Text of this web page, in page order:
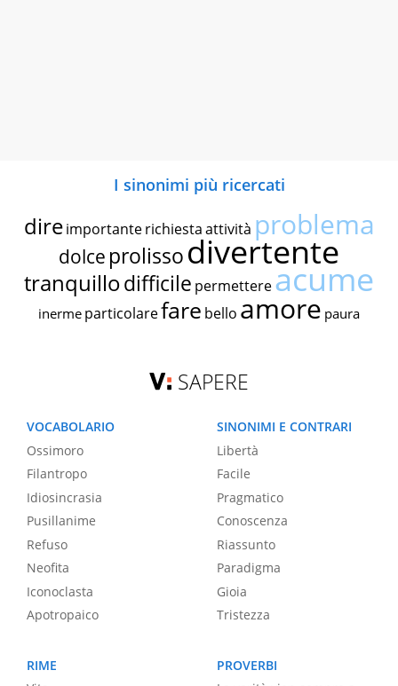
I sinonimi più ricercati
dire importante richiestaattività problema
dolce prolissodivertente
tranquillodifficile permettereacume
inerme particolarefare bello amore paura
SAPERE
VOCABOLARIO
Ossimoro
Filantropo
Idiosincrasia
Pusillanime
Refuso
Neofita
Iconoclasta
Apotropaico
SINONIMI E CONTRARI
Libertà
Facile
Pragmatico
Conoscenza
Riassunto
Paradigma
Gioia
Tristezza
RIME
PROVERBI